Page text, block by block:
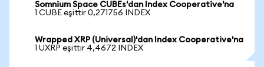
Somnium Space CUBEs'dan Index Cooperative'na
1 CUBE eşittir 0,271756 INDEX
Wrapped XRP (Universal)'dan Index Cooperative'na
1 UXRP eşittir 4,4672 INDEX